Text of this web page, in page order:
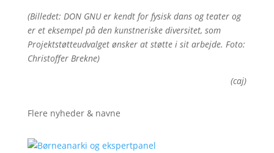
(Billedet: DON GNU er kendt for fysisk dans og teater og
er et eksempel på den kunstneriske diversitet, som
Projektstøtteudvalget ønsker at støtte i sit arbejde. Foto:
Christoffer Brekne)
(caj)
Flere nyheder & navne